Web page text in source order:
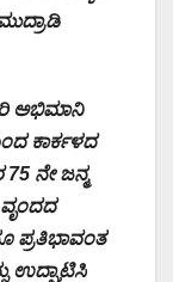
ಅಭಿಮಾನಿ
ಕಾರ್ಕಳದ
ನೇ ಜನ್ಮ
ಪ್ರತಿಭಾವಂತ
ಉದ್ಘಾಟಿಸಿ